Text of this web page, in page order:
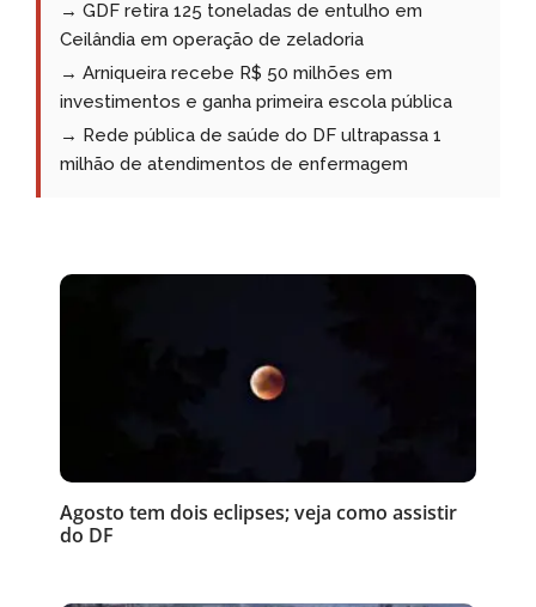
→ GDF retira 125 toneladas de entulho em
Ceilândia em operação de zeladoria
→ Arniqueira recebe R$ 50 milhões em
investimentos e ganha primeira escola pública
→ Rede pública de saúde do DF ultrapassa 1
milhão de atendimentos de enfermagem
Agosto tem dois eclipses; veja como assistir
do DF